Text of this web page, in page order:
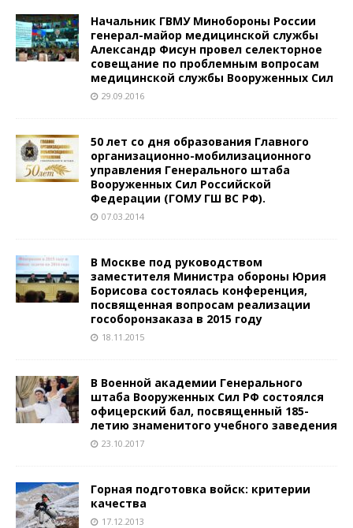
Начальник ГВМУ Минобороны России
генерал-майор медицинской службы
Александр Фисун провел селекторное
совещание по проблемным вопросам
медицинской службы Вооруженных Сил
29.09.2016
50 лет со дня образования Главного
организационно-мобилизационного
управления Генерального штаба
Вооруженных Сил Российской
Федерации (ГОМУ ГШ ВС РФ).
07.03.2014
В Москве под руководством
заместителя Министра обороны Юрия
Борисова состоялась конференция,
посвященная вопросам реализации
гособоронзаказа в 2015 году
18.11.2015
В Военной академии Генерального
штаба Вооруженных Сил РФ состоялся
офицерский бал, посвященный 185-
летию знаменитого учебного заведения
23.10.2017
Горная подготовка войск: критерии
качества
17.12.2013